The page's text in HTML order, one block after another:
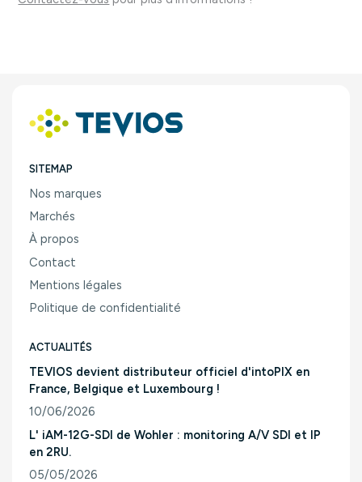
SITEMAP
Nos marques
Marchés
À propos
Contact
Mentions légales
Politique de confidentialité
ACTUALITÉS
TEVIOS devient distributeur officiel d'intoPIX en
France, Belgique et Luxembourg !
10/06/2026
Consulter l'article "TEVIOS devient distributeur officiel
L' iAM-12G-SDI de Wohler : monitoring A/V SDI et IP
en 2RU.
05/05/2026